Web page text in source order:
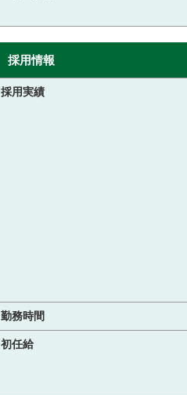
採用情報
採用実績
勤務時間
初任給